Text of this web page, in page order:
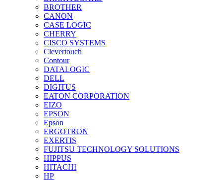
BROTHER
CANON
CASE LOGIC
CHERRY
CISCO SYSTEMS
Clevertouch
Contour
DATALOGIC
DELL
DIGITUS
EATON CORPORATION
EIZO
EPSON
Epson
ERGOTRON
EXERTIS
FUJITSU TECHNOLOGY SOLUTIONS
HIPPUS
HITACHI
HP